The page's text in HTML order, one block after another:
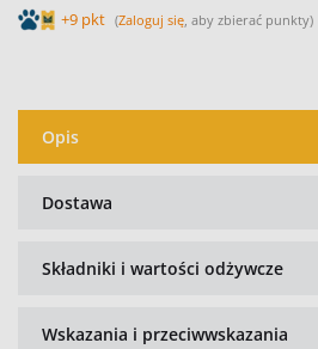
+9 pkt (Zaloguj się , aby zbierać punkty)
Opis
Dostawa
Składniki i wartości odżywcze
Wskazania i przeciwwskazania